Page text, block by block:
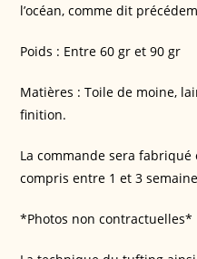
l’océan, comme dit
Poids : Entre 60 gr et 90 gr
Matières : Toile de moine,
finition.
La commande sera
compris entre 1 et 3
*Photos non contractuelles*